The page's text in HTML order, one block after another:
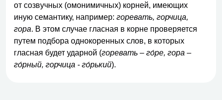
от созвучных (омонимичных) корней, имеющих
иную семантику, например: горевать, горчица,
гора. В этом случае гласная в корне проверяется
путем подбора однокоренных слов, в которых
гласная будет ударной (горевать – го́ре, гора –
го́рный, горчица - го́рький).